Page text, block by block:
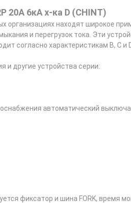
20A 6кА х-ка D (CHINT)
организациях находят широкое
и перегрузок тока. Эти
согласно характеристикам В, С и
и другие устройства серии:
автоматический
фиксатор и шина FORK, время